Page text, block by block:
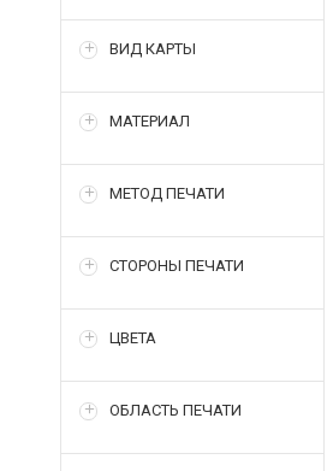
ВИД КАРТЫ
МАТЕРИАЛ
МЕТОД ПЕЧАТИ
СТОРОНЫ ПЕЧАТИ
ЦВЕТА
ОБЛАСТЬ ПЕЧАТИ